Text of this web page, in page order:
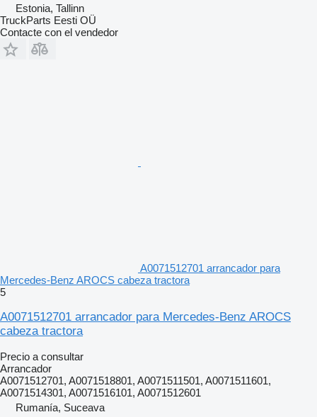
Estonia, Tallinn
TruckParts Eesti OÜ
Contacte con el vendedor
A0071512701 arrancador para
Mercedes-Benz AROCS cabeza tractora
5
A0071512701 arrancador para Mercedes-Benz AROCS
cabeza tractora
Precio a consultar
Arrancador
A0071512701, A0071518801, A0071511501, A0071511601,
A0071514301, A0071516101, A0071512601
Rumanía, Suceava